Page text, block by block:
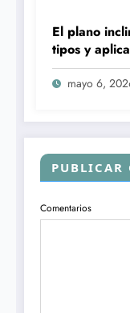
El plano
tipos y
mayo 6,
PUBLICAR
Comentarios